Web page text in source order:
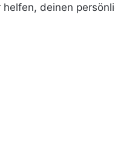
helfen, deinen